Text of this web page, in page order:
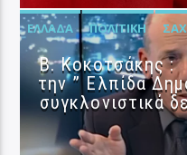
ΕΛΛΆΔΑ ΠΟΛΙΤΙΚΉ
Β. Κοκοτσάκης :
την ” Ελπίδα
συγκλονιστικά